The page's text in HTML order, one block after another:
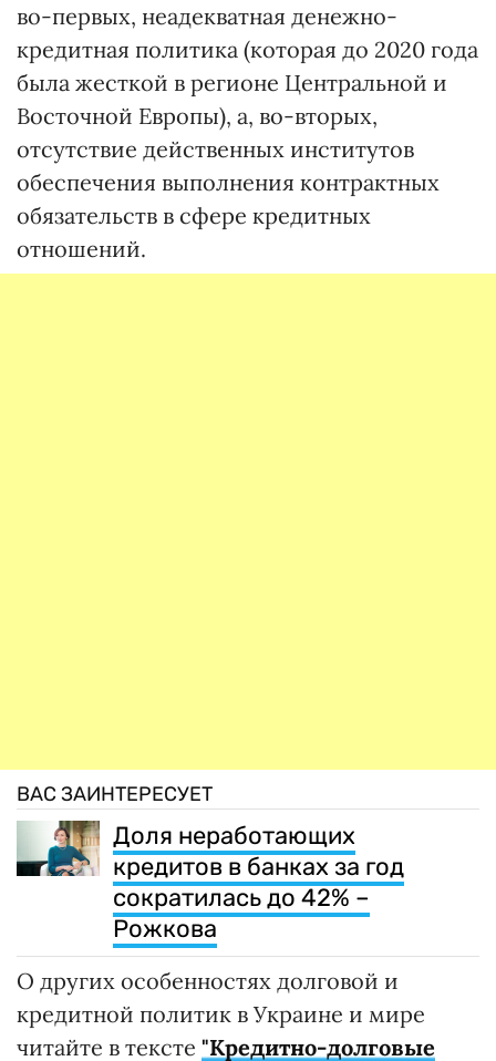
во-первых, неадекватная денежно-
кредитная политика (которая до 2020 года
была жесткой в регионе Центральной и
Восточной Европы), а, во-вторых,
отсутствие действенных институтов
обеспечения выполнения контрактных
обязательств в сфере кредитных
отношений.
ВАС ЗАИНТЕРЕСУЕТ
Доля неработающих
кредитов в банках за год
сократилась до 42% –
Рожкова
О других особенностях долговой и
кредитной политик в Украине и мире
читайте в тексте "Кредитно-долговые